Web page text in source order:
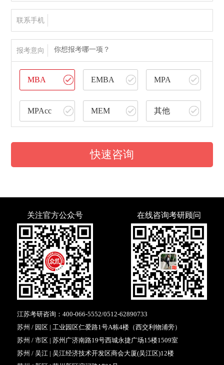
联系手机
报考意向 你想报考哪一项？
MBA EMBA MPA
MPAcc MEM 其他
快速咨询
关注官方公众号 在线咨询考研顾问
江苏考研咨询： 400-066-5552/0512-62890733
苏州 / 园区 | 工业园区仁爱路1号A栋4楼（西交利物浦旁）
苏州 / 市区 | 苏州广济南路19号西城永捷广场15楼1509室
苏州 / 吴江 | 吴江经济技术开发区商会大厦(吴江区)12楼